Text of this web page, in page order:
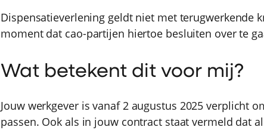
Dispensatieverlening geldt niet met terugwerkende
moment dat cao-partijen hiertoe besluiten over te
Wat betekent dit voor mij?
Jouw werkgever is vanaf 2 augustus 2025 verplicht
passen. Ook als in jouw contract staat vermeld dat